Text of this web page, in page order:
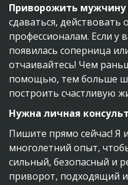
Приворожить мужчину
сдаваться, действовать
профессионалам. Если у
появилась соперница
отчаивайтесь! Чем
помощью, тем больше
построить счастливую
Нужна личная
Пишите прямо сейчас! Я
многолетний опыт,
сильный, безопасный и
приворот, подходящий